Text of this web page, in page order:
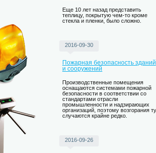
Еще 10 лет назад представить
теплицу, покрытую чем-то кроме
стекла и пленки, было сложно.
2016-09-30
Пожарная безопасность зданий
и сооружений
Производственные помещения
оснащаются системами пожарной
безопасности в соответствии со
стандартами отрасли
промышленности и надзирающих
организаций, поэтому возгорания
случаются крайне редко.
2016-09-26